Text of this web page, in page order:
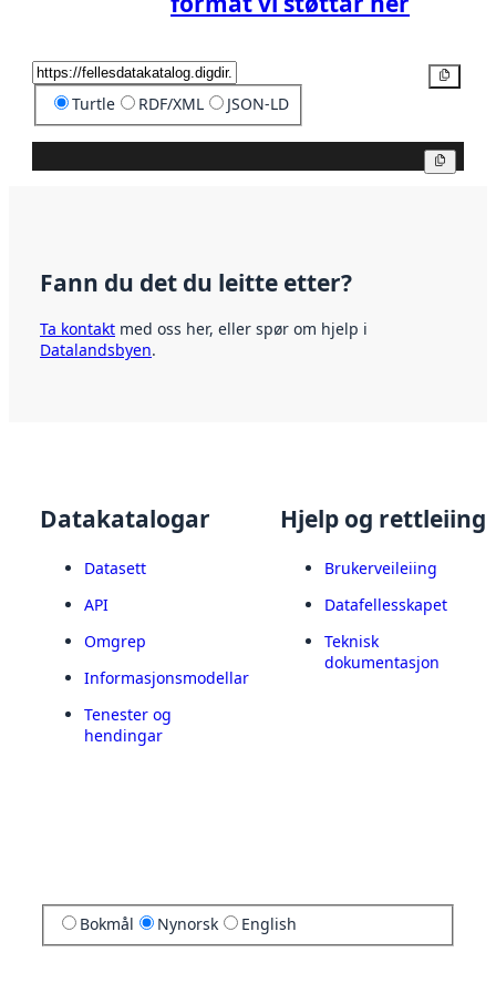
Turtle RDF/XML JSON-LD
Fann du det du leitte etter?
Ta kontakt med oss her, eller spør om hjelp i
Datalandsbyen.
Datakatalogar
Datasett
API
Omgrep
Informasjonsmodellar
Tenester og
hendingar
Hjelp og rettleiing
Brukerveileiing
Datafellesskapet
Teknisk
dokumentasjon
Bokmål Nynorsk English